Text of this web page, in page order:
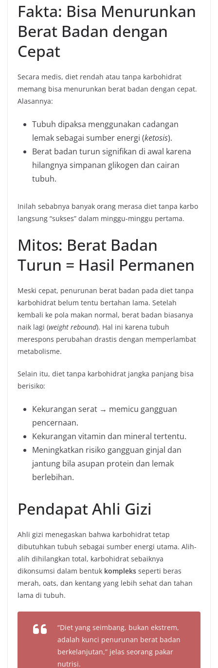
Fakta: Bisa Menurunkan
Berat Badan dengan
Cepat
Secara medis, diet rendah atau tanpa karbohidrat
memang bisa menurunkan berat badan dengan cepat.
Alasannya:
Tubuh dipaksa menggunakan cadangan
lemak sebagai sumber energi (ketosis).
Berat badan turun signifikan di awal karena
hilangnya simpanan glikogen dan cairan
tubuh.
Inilah sebabnya banyak orang merasa diet tanpa karbo
langsung “sukses” dalam minggu-minggu pertama.
Mitos: Berat Badan
Turun = Hasil Permanen
Meski cepat, penurunan berat badan pada diet tanpa
karbohidrat belum tentu bertahan lama. Setelah
kembali ke pola makan normal, berat badan biasanya
naik lagi (weight rebound). Hal ini karena tubuh
merespons perubahan drastis dengan memperlambat
metabolisme.
Selain itu, diet tanpa karbohidrat jangka panjang bisa
berisiko:
Kekurangan serat → memicu gangguan
pencernaan.
Kekurangan vitamin dan mineral tertentu.
Meningkatkan risiko gangguan ginjal dan
jantung bila asupan protein dan lemak
berlebihan.
Pendapat Ahli Gizi
Ahli gizi menegaskan bahwa karbohidrat tetap
dibutuhkan tubuh sebagai sumber energi utama. Alih-
alih dihilangkan total, karbohidrat sebaiknya
dikonsumsi dalam bentuk kompleks seperti beras
merah, oats, dan kentang yang lebih sehat dan tahan
lama di tubuh.
“Diet yang seimbang, bukan ekstrem,
adalah kunci penurunan berat badan
berkelanjutan,” jelas seorang pakar
nutrisi.